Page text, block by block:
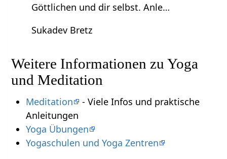
Göttlichen und dir selbst. Anle…
Sukadev Bretz
Weitere Informationen zu Yoga
und Meditation
Meditation
- Viele Infos und praktische
Anleitungen
Yoga Übungen
Yogaschulen und Yoga Zentren